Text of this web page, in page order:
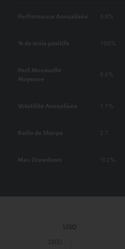
Performance Annualisée 6.8%
% de mois positifs 100%
Perf. Mensuelle
Moyenne
0.6%
Volatilité Annualisée 1.1%
Ratio de Sharpe 2.7
Max Drawdown -0.2%
USD